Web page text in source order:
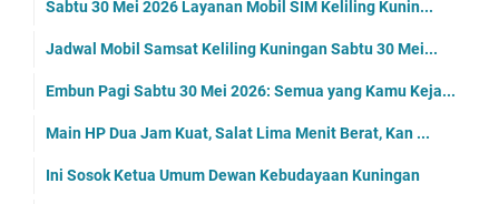
Sabtu 30 Mei 2026 Layanan Mobil SIM Keliling Kunin...
Jadwal Mobil Samsat Keliling Kuningan Sabtu 30 Mei...
Embun Pagi Sabtu 30 Mei 2026: Semua yang Kamu Keja...
Main HP Dua Jam Kuat, Salat Lima Menit Berat, Kan ...
Ini Sosok Ketua Umum Dewan Kebudayaan Kuningan